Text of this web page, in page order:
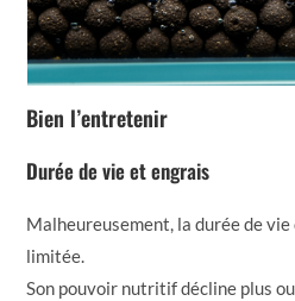
Bien l’entretenir
Durée de vie et engrais
Malheureusement, la durée de
limitée.
Son pouvoir nutritif décline plus